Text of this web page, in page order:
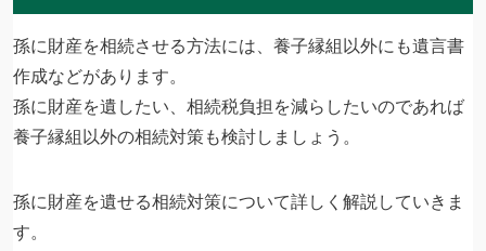
孫に財産を相続させる方法には、養子縁組以外にも遺言書
作成などがあります。
孫に財産を遺したい、相続税負担を減らしたいのであれば
養子縁組以外の相続対策も検討しましょう。
孫に財産を遺せる相続対策について詳しく解説していきま
す。